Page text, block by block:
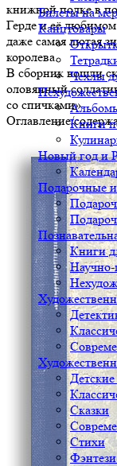
Билеты на
Канцтовары
Чехлы
Книги
Новый год и
Подарочные
Книги
Научно-
Сказки
Стихи
книжной полке в
Герде и её любимом
даже самая лютая
королева.
В сборник вошли
оловянный
со спичками».
Оглавление/